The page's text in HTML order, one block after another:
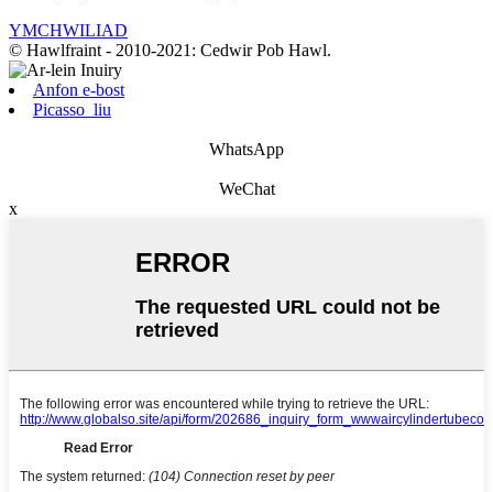
YMCHWILIAD
© Hawlfraint - 2010-2021: Cedwir Pob Hawl.
Anfon e-bost
Picasso_liu
WhatsApp
WeChat
x